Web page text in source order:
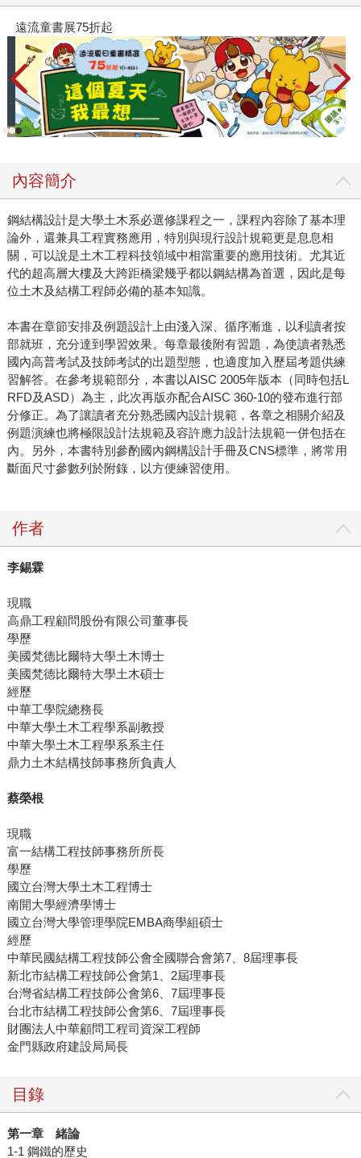
遠流童書展75折起
內容簡介
鋼結構設計是大學土木系必選修課程之一，課程內容除了基本理
論外，還兼具工程實務應用，特別與現行設計規範更是息息相
關，可以說是土木工程科技領域中相當重要的應用技術。尤其近
代的超高層大樓及大跨距橋梁幾乎都以鋼結構為首選，因此是每
位土木及結構工程師必備的基本知識。
本書在章節安排及例題設計上由淺入深、循序漸進，以利讀者按
部就班，充分達到學習效果。每章最後附有習題，為使讀者熟悉
國內高普考試及技師考試的出題型態，也適度加入歷屆考題供練
習解答。在參考規範部分，本書以AISC 2005年版本（同時包括L
RFD及ASD）為主，此次再版亦配合AISC 360-10的發布進行部
分修正。為了讓讀者充分熟悉國內設計規範，各章之相關介紹及
例題演練也將極限設計法規範及容許應力設計法規範一併包括在
內。另外，本書特別參酌國內鋼構設計手冊及CNS標準，將常用
斷面尺寸參數列於附錄，以方便練習使用。
作者
李錫霖
現職
高鼎工程顧問股份有限公司董事長
學歷
美國梵德比爾特大學土木博士
美國梵德比爾特大學土木碩士
經歷
中華工學院總務長
中華大學土木工程學系副教授
中華大學土木工程學系系主任
鼎力土木結構技師事務所負責人
蔡榮根
現職
富一結構工程技師事務所所長
學歷
國立台灣大學土木工程博士
南開大學經濟學博士
國立台灣大學管理學院EMBA商學組碩士
經歷
中華民國結構工程技師公會全國聯合會第7、8屆理事長
新北市結構工程技師公會第1、2屆理事長
台灣省結構工程技師公會第6、7屆理事長
台北市結構工程技師公會第6、7屆理事長
財團法人中華顧問工程司資深工程師
金門縣政府建設局局長
目錄
第一章 緒論
1-1 鋼鐵的歷史